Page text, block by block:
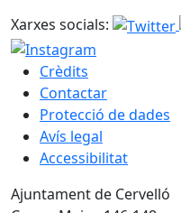
Xarxes socials:
Crèdits
Contactar
Protecció de dades
Avís legal
Accessibilitat
Ajuntament de Cervelló